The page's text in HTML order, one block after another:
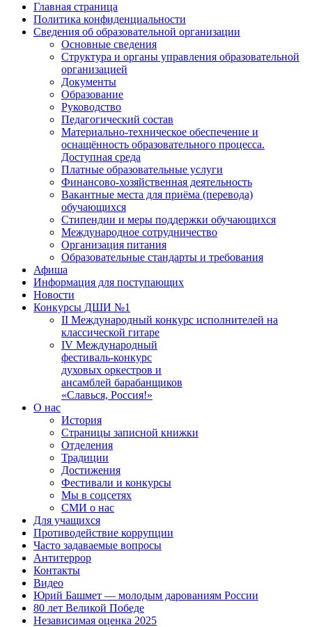
Главная страница
Политика конфиденциальности
Сведения об образовательной организации
Основные сведения
Структура и органы управления образовательной
организацией
Документы
Образование
Руководство
Педагогический состав
Материально-техническое обеспечение и
оснащённость образовательного процесса.
Доступная среда
Платные образовательные услуги
Финансово-хозяйственная деятельность
Вакантные места для приёма (перевода)
обучающихся
Стипендии и меры поддержки обучающихся
Международное сотрудничество
Организация питания
Образовательные стандарты и требования
Афиша
Информация для поступающих
Новости
Конкурсы ДШИ №1
II Международный конкурс исполнителей на
классической гитаре
IV Международный
фестиваль-конкурс
духовых оркестров и
ансамблей барабанщиков
«Славься, Россия!»
О нас
История
Страницы записной книжки
Отделения
Традиции
Достижения
Фестивали и конкурсы
Мы в соцсетях
СМИ о нас
Для учащихся
Противодействие коррупции
Часто задаваемые вопросы
Антитеррор
Контакты
Видео
Юрий Башмет — молодым дарованиям России
80 лет Великой Победе
Независимая оценка 2025